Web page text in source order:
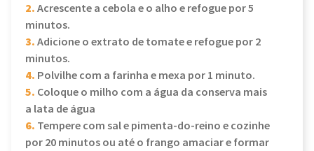
2.Acrescente a cebola e o alho e refogue por 5
minutos.
3.Adicione o extrato de tomate e refogue por 2
minutos.
4. Polvilhe com a farinha e mexa por 1 minuto.
5. Coloque o milho com a água da conserva mais
a lata de água
6. Tempere com sal e pimenta-do-reino e cozinhe
por 20 minutos ou até o frango amaciar e formar